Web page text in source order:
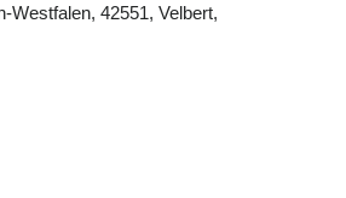
Westfalen, 42551, Velbert,